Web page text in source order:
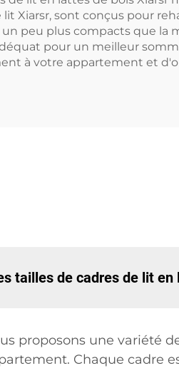
lit Xiarsr, sont conçus pour
peu plus compacts que la
pour un meilleur
à votre appartement et
tailles de cadres de lit
proposons une variété
Chaque cadre